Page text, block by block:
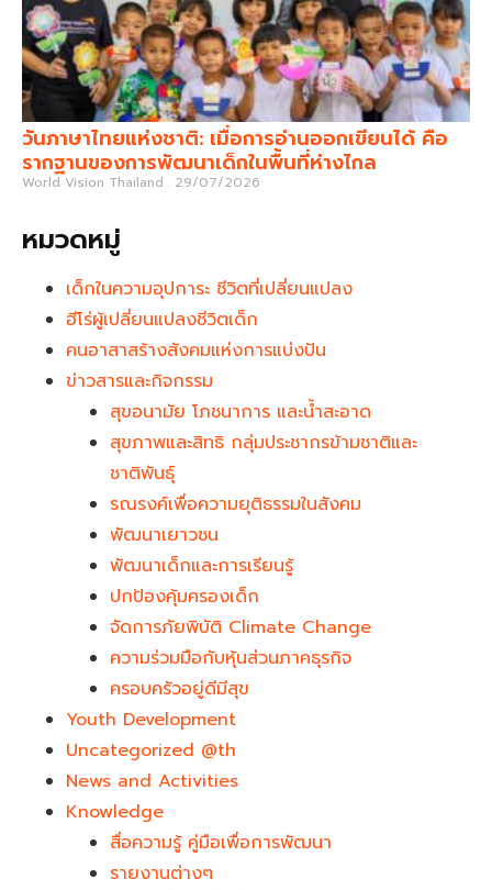
วันภาษาไทยแห่งชาติ: เมื่อการอ่านออกเขียนได้ คือ
รากฐานของการพัฒนาเด็กในพื้นที่ห่างไกล
World Vision Thailand 29/07/2026
หมวดหมู่
เด็กในความอุปการะ ชีวิตที่เปลี่ยนแปลง
ฮีโร่ผู้เปลี่ยนแปลงชีวิตเด็ก
คนอาสาสร้างสังคมแห่งการแบ่งปัน
ข่าวสารและกิจกรรม
สุขอนามัย โภชนาการ และน้ำสะอาด
สุขภาพและสิทธิ กลุ่มประชากรข้ามชาติและ
ชาติพันธุ์
รณรงค์เพื่อความยุติธรรมในสังคม
พัฒนาเยาวชน
พัฒนาเด็กและการเรียนรู้
ปกป้องคุ้มครองเด็ก
จัดการภัยพิบัติ Climate Change
ความร่วมมือกับหุ้นส่วนภาคธุรกิจ
ครอบครัวอยู่ดีมีสุข
Youth Development​
Uncategorized @th
News and Activities
Knowledge
สื่อความรู้ คู่มือเพื่อการพัฒนา
รายงานต่างๆ